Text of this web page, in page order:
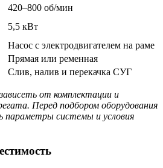
420–800 об/мин
5,5 кВт
Насос с электродвигателем на раме
Прямая или ременная
Слив, налив и перекачка СУГ
от комплектации и
Перед подбором оборудования
параметры системы и условия